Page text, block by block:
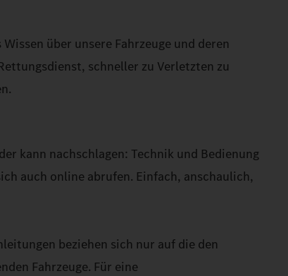
über unsere Fahrzeuge und deren
schneller zu Verletzten zu
kann nachschlagen: Technik und Bedienung
auch online abrufen. Einfach, anschaulich,
beziehen sich nur auf die den
Fahrzeuge. Für eine